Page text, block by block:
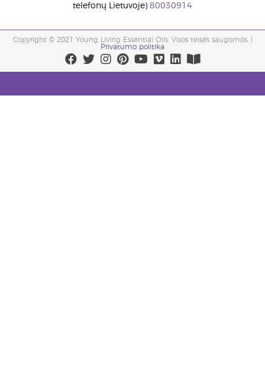
telefonų Lietuvoje) 80030914
Copyright © 2021 Young Living Essential Oils. Visos teisės saugomos. |
Privatumo politika